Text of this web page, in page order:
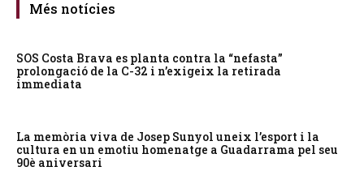
Més notícies
SOS Costa Brava es planta contra la “nefasta”
prolongació de la C-32 i n’exigeix la retirada
immediata
La memòria viva de Josep Sunyol uneix l’esport i la
cultura en un emotiu homenatge a Guadarrama pel seu
90è aniversari